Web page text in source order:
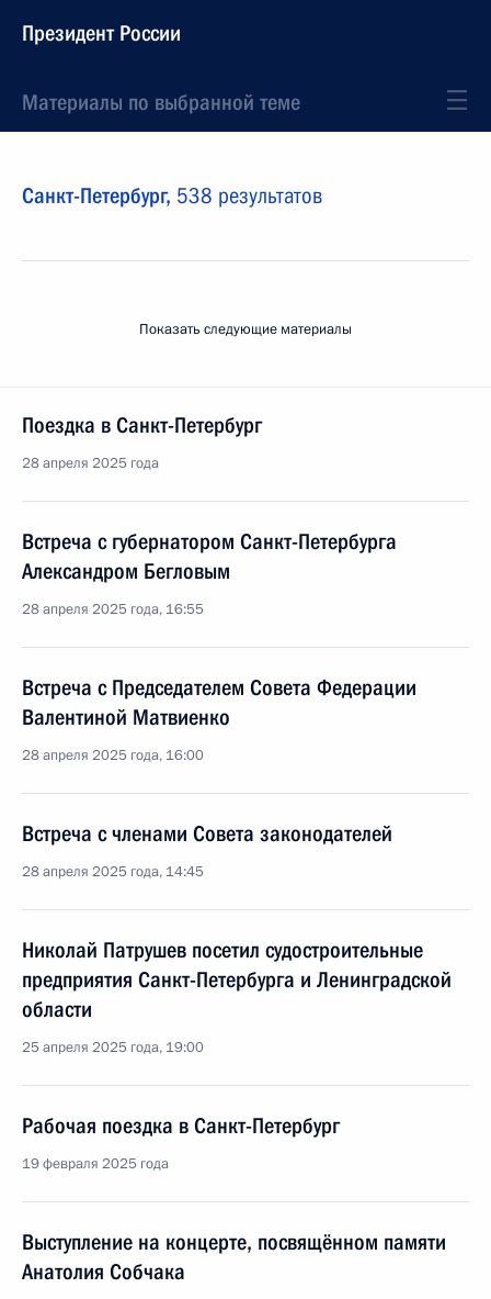
Президент России
Материалы по выбранной теме
Санкт-Петербург, 538 результатов
Показать следующие материалы
Поездка в Санкт-Петербург
28 апреля 2025 года
Встреча с губернатором Санкт-Петербурга
Александром Бегловым
28 апреля 2025 года, 16:55
Встреча с Председателем Совета Федерации
Валентиной Матвиенко
28 апреля 2025 года, 16:00
Встреча с членами Совета законодателей
28 апреля 2025 года, 14:45
Николай Патрушев посетил судостроительные
предприятия Санкт-Петербурга и Ленинградской
области
25 апреля 2025 года, 19:00
Рабочая поездка в Санкт-Петербург
19 февраля 2025 года
Выступление на концерте, посвящённом памяти
Анатолия Собчака